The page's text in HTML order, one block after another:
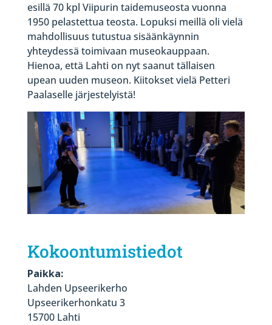
esillä 70 kpl Viipurin taidemuseosta vuonna
1950 pelastettua teosta. Lopuksi meillä oli vielä
mahdollisuus tutustua sisäänkäynnin
yhteydessä toimivaan museokauppaan.
Hienoa, että Lahti on nyt saanut tällaisen
upean uuden museon. Kiitokset vielä Petteri
Paalaselle järjestelyistä!
Kokoontumistiedot
Paikka:
Lahden Upseerikerho
Upseerikerhonkatu 3
15700 Lahti